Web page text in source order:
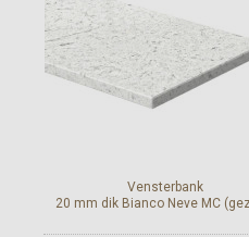
Vensterbank
20 mm dik Bianco Neve MC